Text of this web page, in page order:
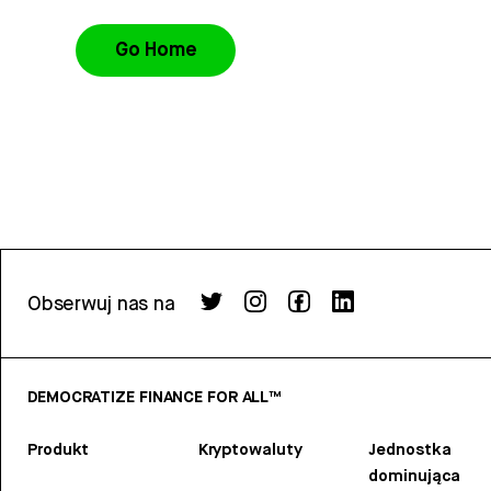
Go Home
Obserwuj nas na
DEMOCRATIZE FINANCE FOR ALL™
Produkt Kryptowaluty
Jednostka
dominująca